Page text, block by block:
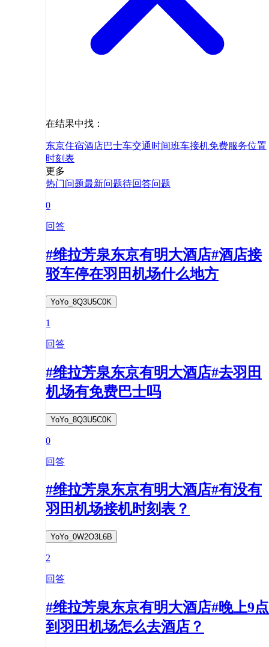
在结果中找：
东京住宿酒店巴士车交通时间班车接机免费服务位置
时刻表
更多
热门问题最新问题待回答问题
0
回答
#维拉芳泉东京有明大酒店#酒店接
驳车停在羽田机场什么地方
YoYo_8Q3U5C0K
1
回答
#维拉芳泉东京有明大酒店#去羽田
机场有免费巴士吗
YoYo_8Q3U5C0K
0
回答
#维拉芳泉东京有明大酒店#有没有
羽田机场接机时刻表？
YoYo_0W2O3L6B
2
回答
#维拉芳泉东京有明大酒店#晚上9点
到羽田机场怎么去酒店？